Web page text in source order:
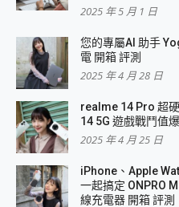
2025 年 5 月 1 日
您的專屬AI 助手
電 開箱 評測
2025 年 4 月 28 日
realme 14 Pro 超
14 5G 遊戲戰鬥值
2025 年 4 月 25 日
iPhone、Apple
一起搞定 ONPRO
線充電器 開箱 評測